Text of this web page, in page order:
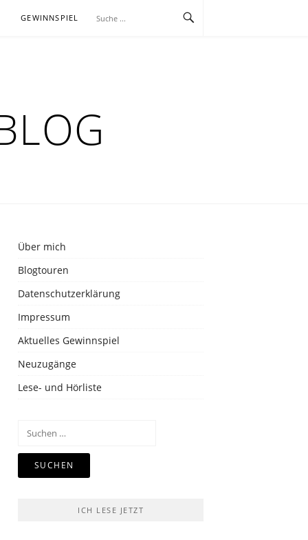
GEWINNSPIEL
Über mich
Blogtouren
Datenschutzerklärung
Impressum
Aktuelles Gewinnspiel
Neuzugänge
Lese- und Hörliste
Suchen
ICH LESE JETZT